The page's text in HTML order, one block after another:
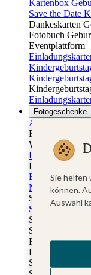
Kartenbox
Save the Date
Dankeskarten
Fotobuch
Eventplattform
Fotogeschenke
Alle
Fotobücher
Wandbilder &
Bilderboxen
Fotohalter
Bilderrahmen
Notizbücher
Stoffeinband
Softcover mit
Stoffeinband mit
Softcover mit
Fotobücher
Hardcover
Softcover
Sie helfen
können.
Auswahl